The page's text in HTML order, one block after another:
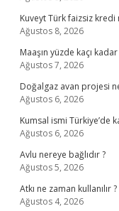
Kuveyt Türk faizsiz
Ağustos 8, 2026
Maaşın yüzde kaçı
Ağustos 7, 2026
Doğalgaz avan projesi
Ağustos 6, 2026
Kumsal ismi Türkiye’de
Ağustos 6, 2026
Avlu nereye bağlıdır ?
Ağustos 5, 2026
Atkı ne zaman kullanılır ?
Ağustos 4, 2026